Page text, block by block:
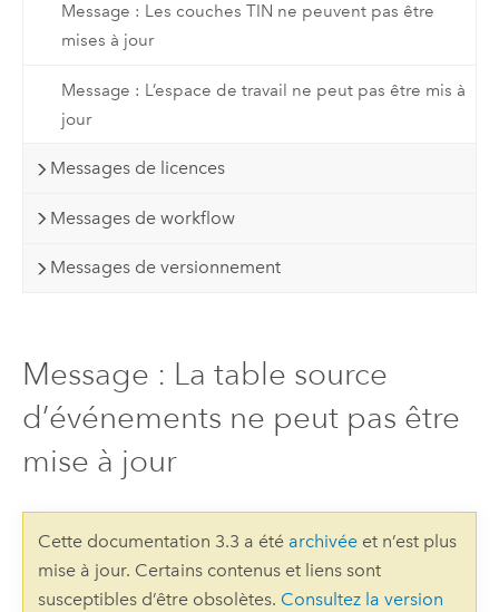
Message : Les couches TIN ne peuvent pas être
mises à jour
Message : L’espace de travail ne peut pas être mis à
jour
Messages de licences
Messages de workflow
Messages de versionnement
Message : La table source
d’événements ne peut pas être
mise à jour
Cette documentation 3.3 a été archivéeet n’est plus
mise à jour. Certains contenus et liens sont
susceptibles d’être obsolètes. Consultez la version